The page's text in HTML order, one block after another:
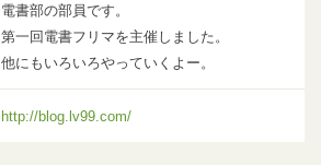
電書部の部員です。
第一回電書フリマを主催しました。
他にもいろいろやっていくよー。
http://blog.lv99.com/